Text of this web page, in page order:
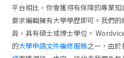
平台相比，你會獲得有保障的專業
要求編輯擁有大學學歷即可。我們
員，具有碩士或博士學位。
的大學申請文件編修服務之一，由於